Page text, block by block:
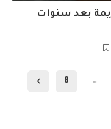
بعد سنوات
…
8